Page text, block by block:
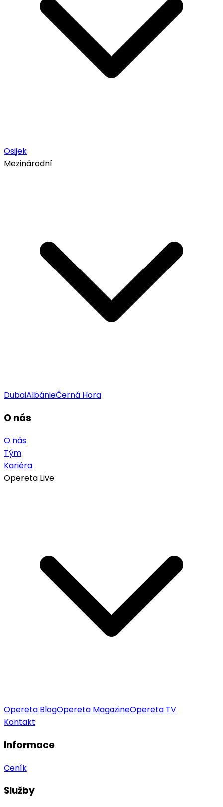
Osijek
Mezinárodní
DubaiAlbánieČerná Hora
O nás
O nás
Tým
Kariéra
Opereta Live
Opereta BlogOpereta MagazineOpereta TV
Kontakt
Informace
Ceník
Služby